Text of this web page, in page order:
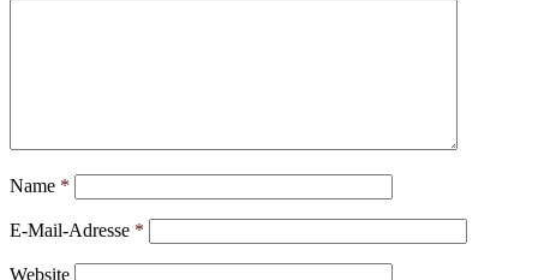
Name *
E-Mail-Adresse *
Website